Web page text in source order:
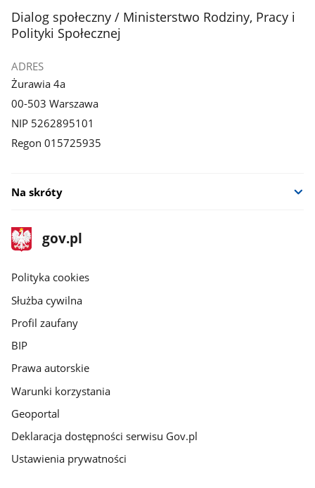
stopka
Dialog społeczny / Ministerstwo Rodziny, Pracy i
Polityki Społecznej
ADRES
Żurawia 4a
00-503 Warszawa
NIP 5262895101
Regon 015725935
Na skróty
stopka
gov.pl
Strona
gov.pl
gov.pl
Polityka cookies
Służba cywilna
Profil zaufany
BIP
Prawa autorskie
Warunki korzystania
Geoportal
Deklaracja dostępności serwisu Gov.pl
Ustawienia prywatności